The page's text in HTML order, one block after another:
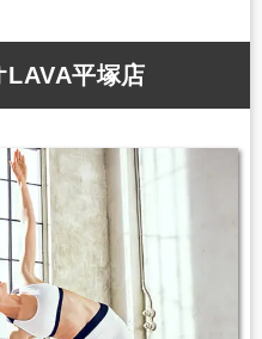
LAVA平塚店